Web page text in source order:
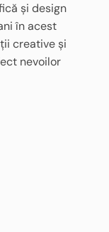
și design
în acest
creative și
nevoilor